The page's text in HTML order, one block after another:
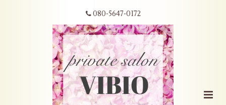
080-5647-0172